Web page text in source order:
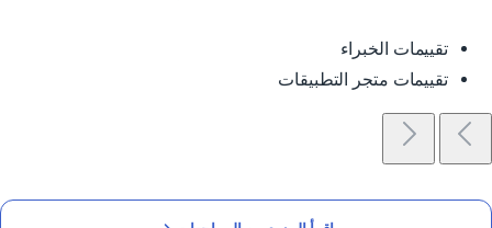
تقييمات الخبراء
تقييمات متجر التطبيقات